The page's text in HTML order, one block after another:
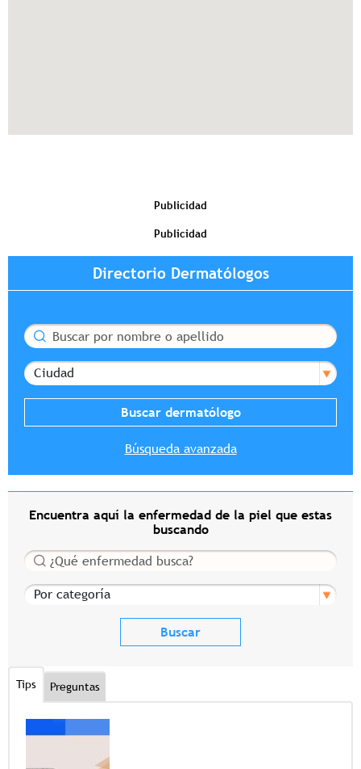
Publicidad
Publicidad
Directorio Dermatólogos
Buscar
Ciudad
Búsqueda avanzada
Encuentra aquí la enfermedad de la piel que estas
buscando
Buscar
Por categoría
Tips Preguntas